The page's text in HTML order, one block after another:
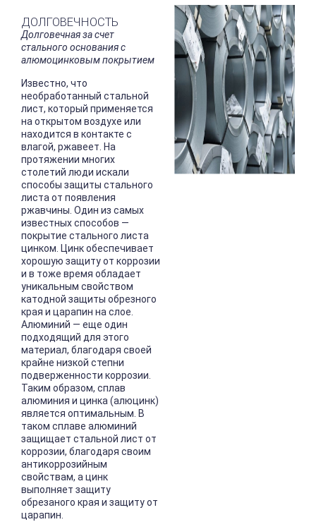
ДОЛГОВЕЧНОСТЬ
Долговечная за счет
стального основания с
алюмоцинковым покрытием
Известно, что
необработанный стальной
лист, который применяется
на открытом воздухе или
находится в контакте с
влагой, ржавеет. На
протяжении многих
столетий люди искали
способы защиты стального
листа от появления
ржавчины. Один из самых
известных способов —
покрытие стального листа
цинком. Цинк обеспечивает
хорошую защиту от коррозии
и в тоже время обладает
уникальным свойством
катодной защиты обрезного
края и царапин на слое.
Алюминий — еще один
подходящий для этого
материал, благодаря своей
крайне низкой степни
подверженности коррозии.
Таким образом, сплав
алюминия и цинка (алюцинк)
является оптимальным. В
таком сплаве алюминий
защищает стальной лист от
коррозии, благодаря своим
антикоррозийным
свойствам, а цинк
выполняет защиту
обрезаного края и защиту от
царапин.